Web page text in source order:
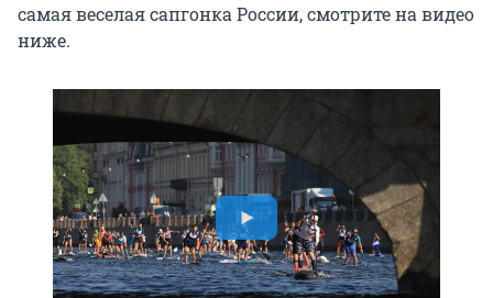
самая веселая сапгонка России, смотрите на видео
ниже.